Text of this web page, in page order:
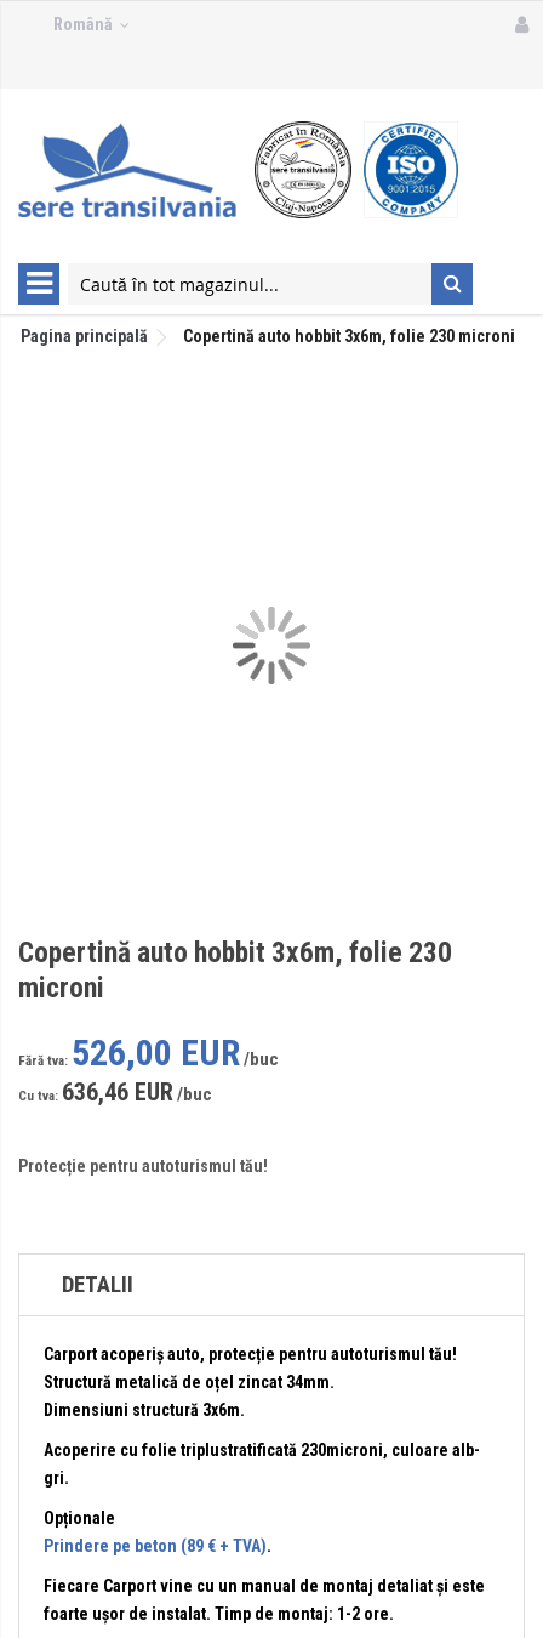
Română
Pagina principală Copertină auto hobbit 3x6m, folie 230 microni
Copertină auto hobbit 3x6m, folie 230
microni
636,46 EUR
526,00 EUR
Protecție pentru autoturismul tău!
DETALII
Carportacoperiș auto, protecție pentru autoturismul tău!
Structură metalică de oțel zincat 34mm.
Dimensiuni structură 3x6m.
Acoperire cu folie triplustratificată 230microni, culoare alb-
gri.
Opționale
Prindere pe beton (89 € + TVA).
Fiecare Carport vine cu un manual de montaj detaliat și este
foarte ușor de instalat. Timp de montaj: 1-2 ore.